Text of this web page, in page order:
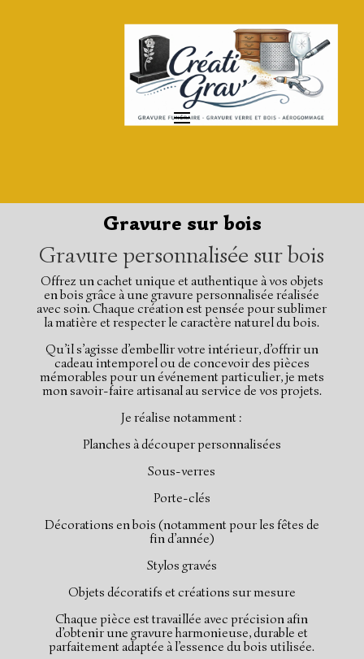
Gravure sur bois
Gravure personnalisée sur bois
Offrez un cachet unique et authentique à vos objets
en bois grâce à une gravure personnalisée réalisée
avec soin. Chaque création est pensée pour sublimer
la matière et respecter le caractère naturel du bois.
Qu’il s’agisse d’embellir votre intérieur, d’offrir un
cadeau intemporel ou de concevoir des pièces
mémorables pour un événement particulier, je mets
mon savoir-faire artisanal au service de vos projets.
Je réalise notamment :
Planches à découper personnalisées
Sous-verres
Porte-clés
Décorations en bois (notamment pour les fêtes de
fin d’année)
Stylos gravés
Objets décoratifs et créations sur mesure
Chaque pièce est travaillée avec précision afin
d’obtenir une gravure harmonieuse, durable et
parfaitement adaptée à l’essence du bois utilisée.